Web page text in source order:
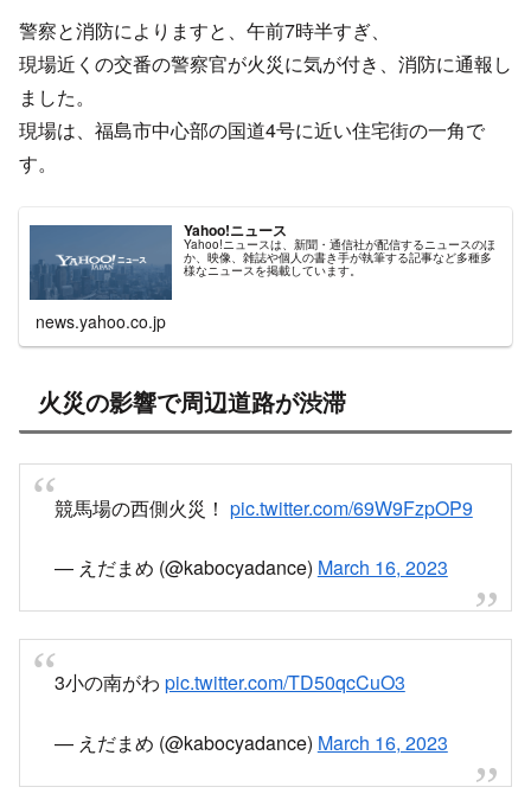
警察と消防によりますと、午前7時半すぎ、
現場近くの交番の警察官が火災に気が付き、消防に通報し
ました。
現場は、福島市中心部の国道4号に近い住宅街の一角で
す。
Yahoo!ニュース
Yahoo!ニュースは、新聞・通信社が配信するニュースのほ
か、映像、雑誌や個人の書き手が執筆する記事など多種多
様なニュースを掲載しています。
news.yahoo.co.jp
火災の影響で周辺道路が渋滞
競馬場の西側火災！ pic.twitter.com/69W9FzpOP9
— えだまめ (@kabocyadance) March 16, 2023
3小の南がわ pic.twitter.com/TD50qcCuO3
— えだまめ (@kabocyadance) March 16, 2023